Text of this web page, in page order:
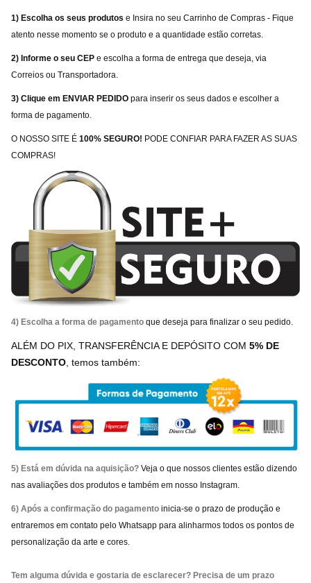
1) Escolha os seus produtos e Insira no seu Carrinho de Compras - Fique
atento nesse momento se o produto e a quantidade estão corretas.
2) Informe o seu CEP e escolha a forma de entrega que deseja, via
Correios ou Transportadora.
3) Clique em ENVIAR PEDIDO para inserir os seus dados e escolher a
forma de pagamento.
O NOSSO SITE É 100% SEGURO! PODE CONFIAR PARA FAZER AS SUAS
COMPRAS!
4) Escolha a forma de pagamento que deseja para finalizar o seu pedido.
ALÉM DO PIX, TRANSFERÊNCIA E DEPÓSITO COM 5% DE
DESCONTO , temos também:
5) Está em dúvida na aquisição? Veja o que nossos clientes estão dizendo
nas avaliações dos produtos e também em nosso Instagram.
6) Após a confirmação do pagamento inicia-se o prazo de produção e
entraremos em contato pelo Whatsapp para alinharmos todos os pontos de
personalização da arte e cores.
Tem alguma dúvida e gostaria de esclarecer? Precisa de um prazo